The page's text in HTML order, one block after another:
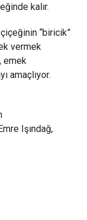
kalır.
“biricik”
vermek
emek
amaçlıyor.
Işındağ,